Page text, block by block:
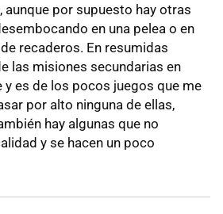
aunque por supuesto hay otras
en una pelea o en
recaderos. En resumidas
las misiones secundarias en
y es de los pocos juegos que me
por alto ninguna de ellas,
hay algunas que no
y se hacen un poco